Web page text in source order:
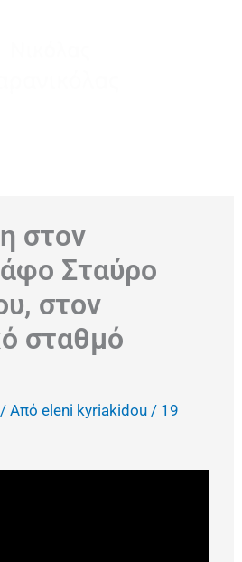
στον
Σταύρο
στον
σταθμό
/ Απόeleni kyriakidou/ 19